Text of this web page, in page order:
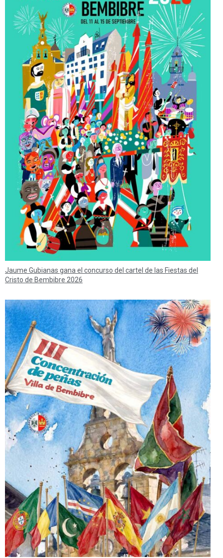
Jaume Gubianas gana el concurso del cartel de las Fiestas del
Cristo de Bembibre 2026